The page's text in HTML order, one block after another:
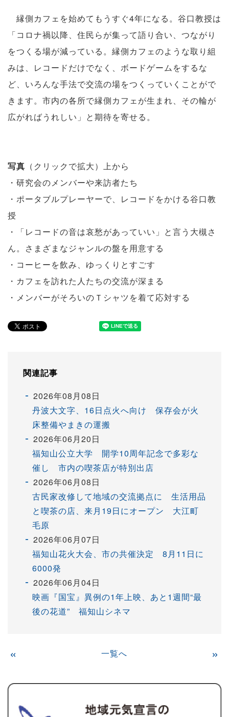
縁側カフェを始めてもうすぐ4年になる。谷口教授は
「コロナ禍以降、住民らが集って語り合い、つながり
をつくる場が減っている。縁側カフェのような取り組
みは、レコードだけでなく、ボードゲームをするな
ど、いろんな手法で交流の場をつくっていくことがで
きます。市内の各所で縁側カフェが生まれ、その輪が
広がればうれしい」と期待を寄せる。
写真 （クリックで拡大）上から
・研究会のメンバーや来訪者たち
・ポータブルプレーヤーで、レコードをかける谷口教
授
・「レコードの音は哀愁があっていい」と言う大槻さ
ん。さまざまなジャンルの盤を用意する
・コーヒーを飲み、ゆっくりとすごす
・カフェを訪れた人たちの交流が深まる
・メンバーがそろいのＴシャツを着て応対する
関連記事
2026年08月08日
丹波大文字、16日点火へ向け 保存会が火
床整備やまきの運搬
2026年06月20日
福知山公立大学 開学10周年記念で多彩な
催し 市内の喫茶店が特別出店
2026年06月08日
古民家改修して地域の交流拠点に 生活用品
と喫茶の店、来月19日にオープン 大江町
毛原
2026年06月07日
福知山花火大会、市の共催決定 8月11日に
6000発
2026年06月04日
映画『国宝』異例の1年上映、あと1週間“最
後の花道” 福知山シネマ
« 一覧へ